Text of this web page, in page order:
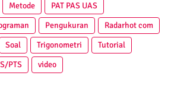
Metode
PAT PAS UAS
Pengukuran
Radarhot com
Soal Trigonometri
Tutorial
PTS video